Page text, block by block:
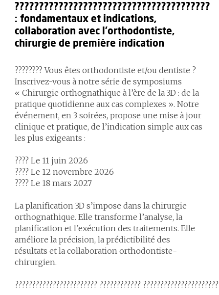
????????????????????????????????????????
: fondamentaux et indications,
collaboration avec l'orthodontiste,
chirurgie de première indication
???????? Vous êtes orthodontiste et/ou dentiste ?
Inscrivez-vous à notre série de symposiums
« Chirurgie orthognathique à l’ère de la 3D : de la
pratique quotidienne aux cas complexes ». Notre
événement, en 3 soirées, propose une mise à jour
clinique et pratique, de l’indication simple aux cas
les plus exigeants :
???? Le 11 juin 2026
???? Le 12 novembre 2026
???? Le 18 mars 2027
La planification 3D s’impose dans la chirurgie
orthognathique. Elle transforme l’analyse, la
planification et l’exécution des traitements. Elle
améliore la précision, la prédictibilité des
résultats et la collaboration orthodontiste-
chirurgien.
???????????????????????? ????????????